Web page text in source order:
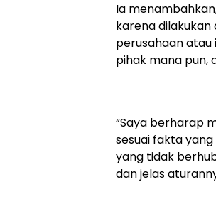
Ia
karena
perusahaan atau
pihak mana pun,
“Saya berharap
sesuai fakta
yang tidak
dan jelas